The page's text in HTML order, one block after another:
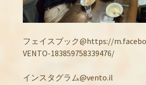
フェイスブック@https://
VENTO-183859758339476/
インスタグラム@vento.il